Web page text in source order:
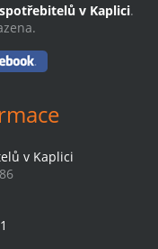
v Kaplici.
v Kaplici